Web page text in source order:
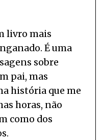
livro mais
É uma
sobre
pai, mas
história que me
horas, não
como dos